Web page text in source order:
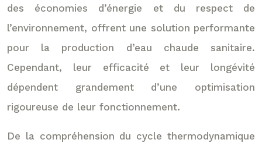
des économies d’énergie et du respect de
l’environnement, offrent une solution performante
pour la production d’eau chaude sanitaire.
Cependant, leur efficacité et leur longévité
dépendent grandement d’une optimisation
rigoureuse de leur fonctionnement.
De la compréhension du cycle thermodynamique